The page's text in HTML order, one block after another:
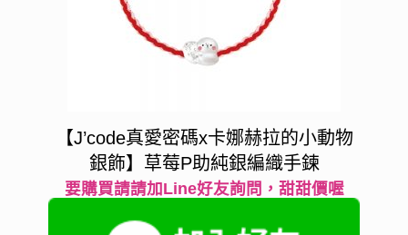
【J’code真愛密碼x卡娜赫拉的小動物
銀飾】草莓P助純銀編織手鍊
要購買請請加Line好友詢問，甜甜價喔